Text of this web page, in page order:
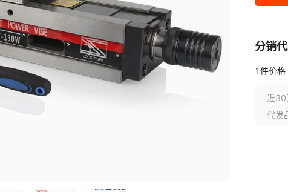
ZT-
ZT-
ZT-
分销
1件价格
近30
代发